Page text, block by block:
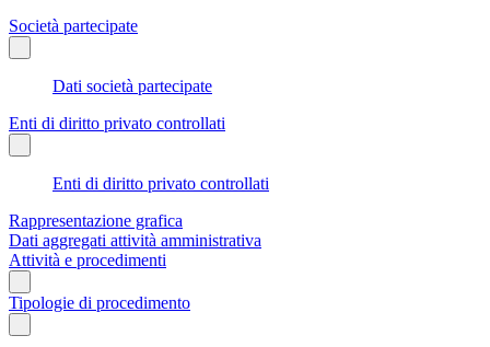
Società partecipate
Dati società partecipate
Enti di diritto privato controllati
Enti di diritto privato controllati
Rappresentazione grafica
Dati aggregati attività amministrativa
Attività e procedimenti
Tipologie di procedimento